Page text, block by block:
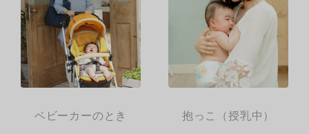
ベビーカーのとき 抱っこ（授乳中）